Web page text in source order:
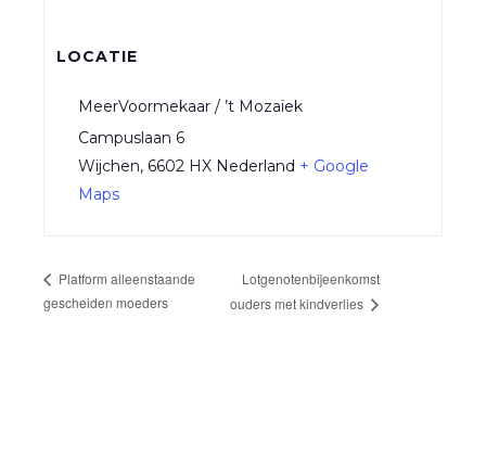
LOCATIE
MeerVoormekaar / ’t Mozaïek
Campuslaan 6
Wijchen, 6602 HX Nederland + Google
Maps
Platform alleenstaande
gescheiden moeders
Lotgenotenbijeenkomst
ouders met kindverlies